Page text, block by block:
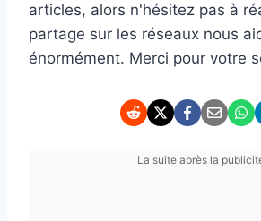
articles, alors n'hésitez pas à
partage sur les réseaux nous
énormément. Merci pour votre
La suite après la